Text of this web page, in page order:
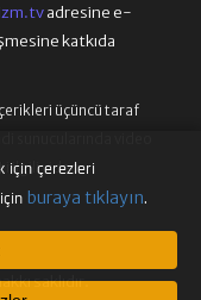
adresine e-
katkıda
üçüncü taraf
ilgili video
saklıdır.
için çerezleri
buraya tıklayın.